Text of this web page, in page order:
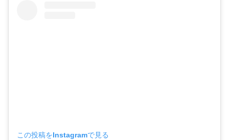
この投稿をInstagramで見る